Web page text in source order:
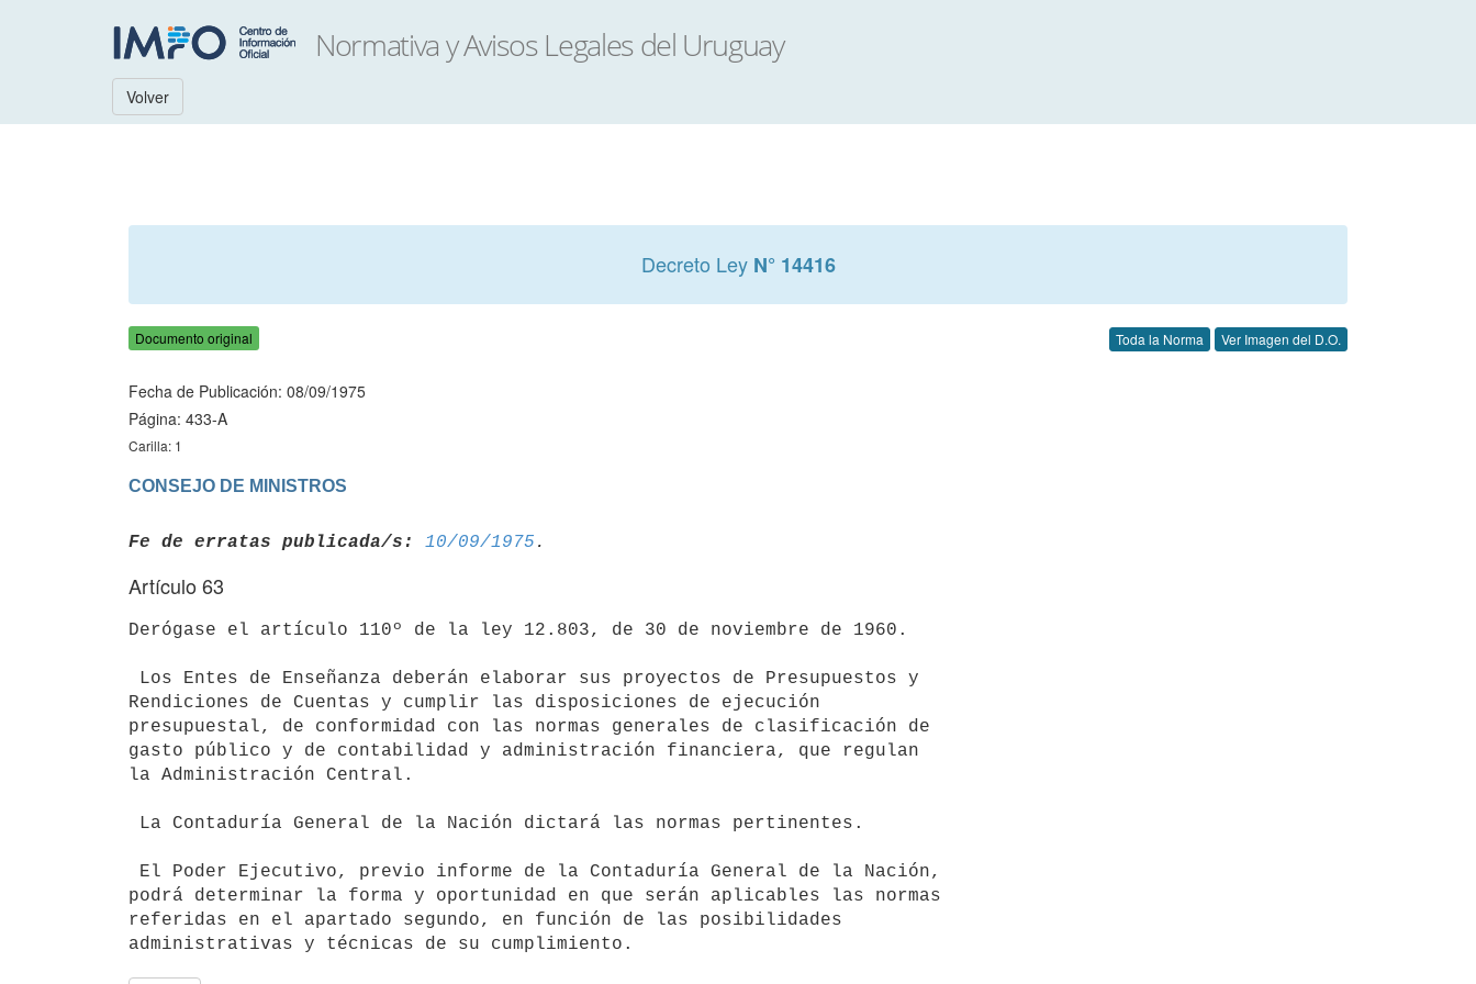
Volver
Decreto Ley N° 14416
Documento original Toda la Norma Ver Imagen del D.O.
Fecha de Publicación: 08/09/1975
Página: 433-A
Carilla: 1
CONSEJO DE MINISTROS
Fe de erratas publicada/s: 10/09/1975
Artículo 63
Derógase el artículo 110º de la ley 12.803, de 30 de noviembre de 1960.
Rendiciones de Cuentas y cumplir las disposiciones de ejecución
presupuestal, de conformidad con las normas generales de clasificación de
gasto público y de contabilidad y administración financiera, que regulan
la Administración Central.
podrá determinar la forma y oportunidad en que serán aplicables las normas
referidas en el apartado segundo, en función de las posibilidades